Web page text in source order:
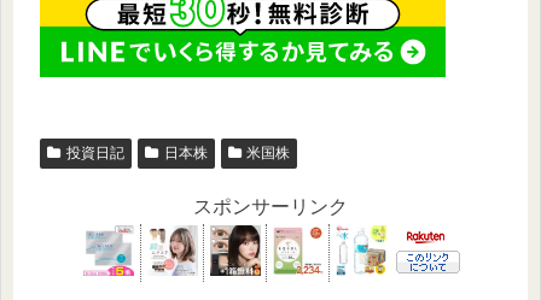
投資日記 日本株 米国株
スポンサーリンク